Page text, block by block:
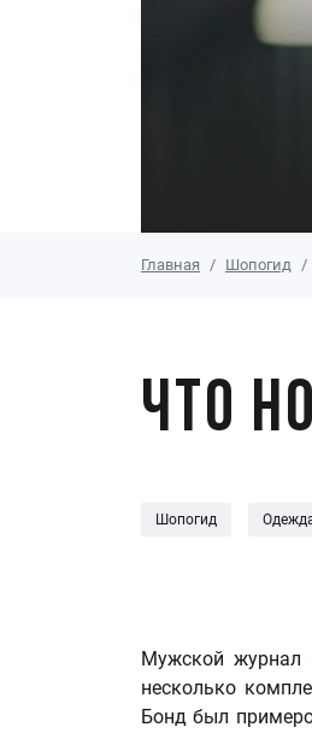
Главная Шопогид
Что
Шопогид
Мужской журнал
несколько
Бонд был